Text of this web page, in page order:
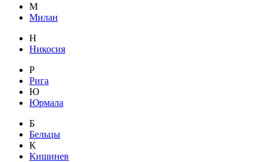
М
Милан
Н
Никосия
Р
Рига
Ю
Юрмала
Б
Бельцы
К
Кишинев